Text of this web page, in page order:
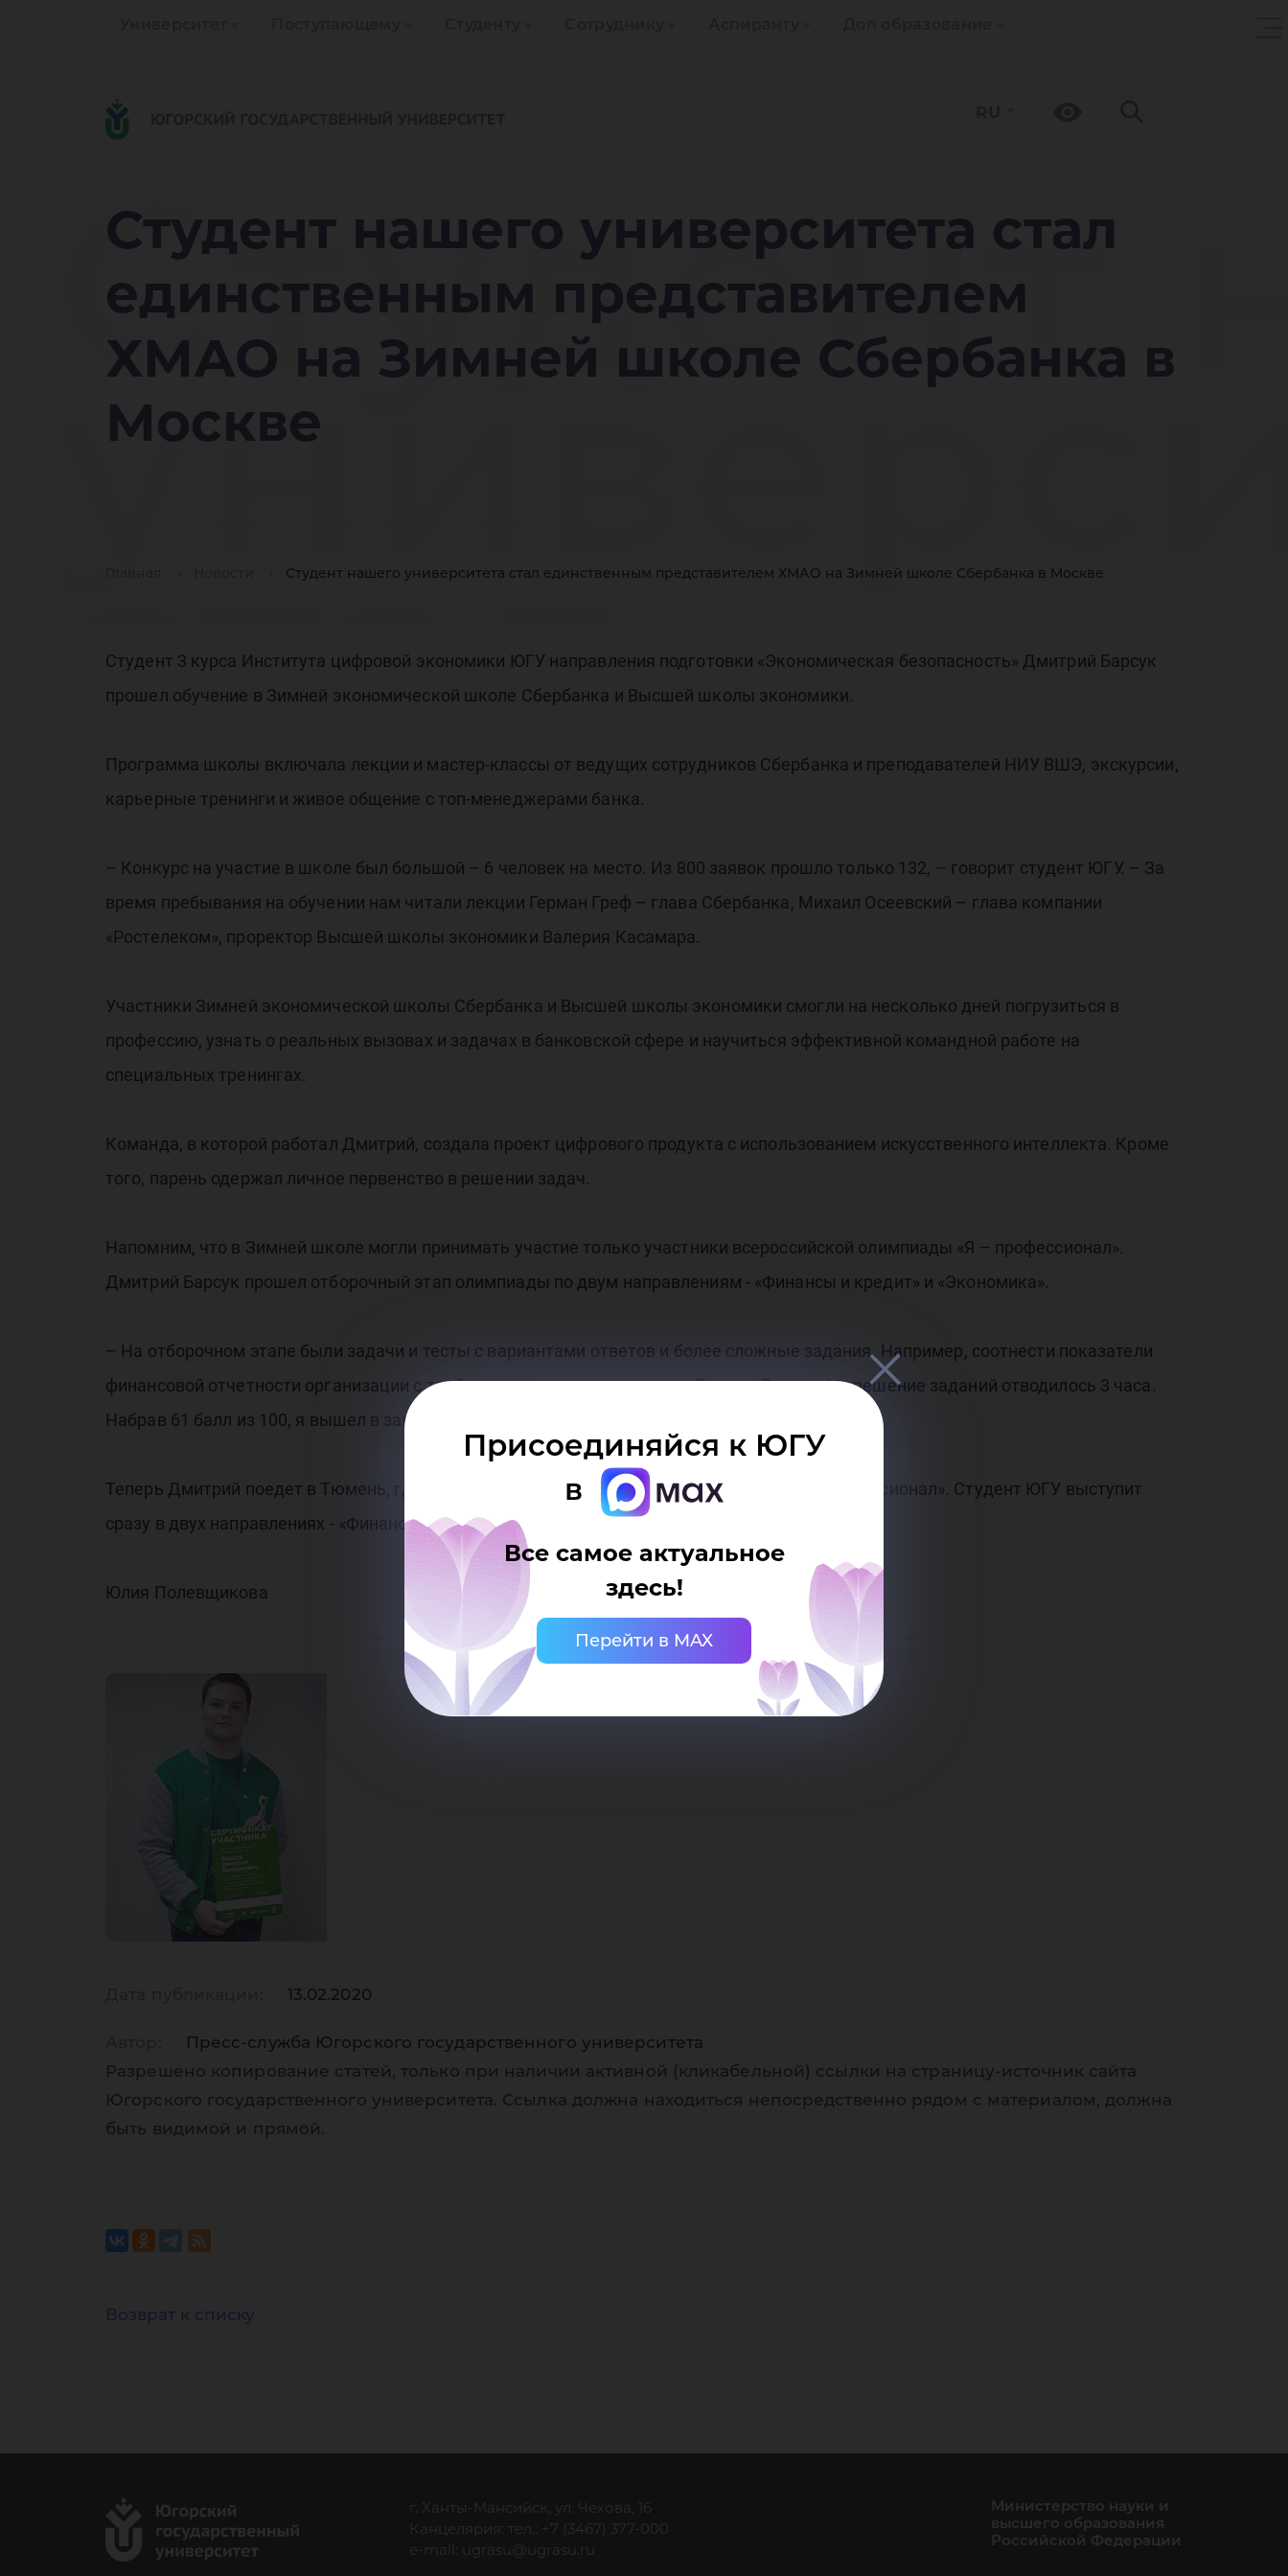
Студент нашего университета стал
единственным представителем
ХМАО на Зимней школе Сбербанка в
Москве
Студент нашего университета стал единственным представителем ХМАО на Зимней школе Сбербанка в Москве
Студент
стал
ХМАО на
Зимней
Москве
Присоединяйся к ЮГУ
в
Все самое актуальное
здесь!
Перейти в MAX
Студент 3 курса Института цифровой экономики ЮГУ направления подготовки «Экономическая безопасность» Дмитрий Барсук
прошел обучение в Зимней экономической школе Сбербанка и Высшей школы экономики.
Программа школы включала лекции и мастер-классы от ведущих сотрудников Сбербанка и преподавателей НИУ ВШЭ, экскурсии,
карьерные тренинги и живое общение с топ-менеджерами банка.
– Конкурс на участие в школе был большой – 6 человек на место. Из 800 заявок прошло только 132, – говорит студент ЮГУ. – За
время пребывания на обучении нам читали лекции Герман Греф – глава Сбербанка, Михаил Осеевский – глава компании
«Ростелеком», проректор Высшей школы экономики Валерия Касамара.
Участники Зимней экономической школы Сбербанка и Высшей школы экономики смогли на несколько дней погрузиться в
профессию, узнать о реальных вызовах и задачах в банковской сфере и научиться эффективной командной работе на
специальных тренингах.
Команда, в которой работал Дмитрий, создала проект цифрового продукта с использованием искусственного интеллекта. Кроме
того, парень одержал личное первенство в решении задач.
Напомним, что в Зимней школе могли принимать участие только участники всероссийской олимпиады «Я – профессионал».
Дмитрий Барсук прошел отборочный этап олимпиады по двум направлениям - «Финансы и кредит» и «Экономика».
– На отборочном этапе были задачи и тесты с вариантами ответов и более сложные задания. Например, соотнести показатели
финансовой отчетности организации с требованиями, установленными Банком России. На решение заданий отводилось 3 часа.
Набрав 61 балл из 100, я вышел в заключительный этап.
Теперь Дмитрий поедет в Тюмень, где пройдет заключительный этап олимпиады «Я – профессионал». Студент ЮГУ выступит
сразу в двух направлениях - «Финансы и кредит» и «Экономика».
Юлия Полевщикова
13.02.2020
Пресс-служба Югорского государственного университета
Разрешено копирование статей, только при наличии активной (кликабельной) ссылки на страницу-источник сайта
Югорского государственного университета. Ссылка должна находиться непосредственно рядом с материалом, должна
быть видимой и прямой.
Возврат к списку
г. Ханты-Мансийск, ул. Чехова, 16
Канцелярия: тел.: +7 (3467) 377-000
e-mail:
ugrasu@ugrasu.ru
Министерство науки и
высшего образования
Российской Федерации